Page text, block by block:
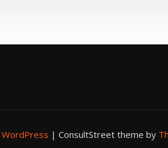
WordPress | ConsultStreet theme by